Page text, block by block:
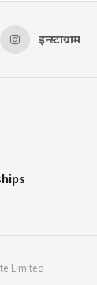
इन्स्टाग्राम
Limited